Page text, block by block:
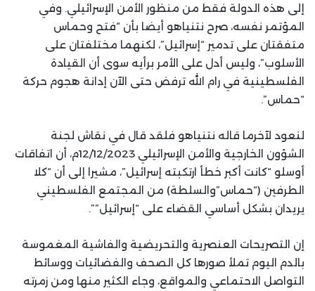
إلى هذه الدولة فقط من منظور الأمن الإسرائيلي. وفي
المؤتمر نفسه، صرح نتنياهو أيضا بأن “فتح وحماس
متفقتان على تدمير “إسرائيل”، لكنهما مختلفتان على
الأسلوب”، وليس أدل على الأمر برأيه سوى أن القيادة
الفلسطينية في رام الله ترفض حتى الآن إدانة هجوم حركة
“حماس”.
لنعود لآخرما قاله نتنياهو فلقد قال في نقاش لجنة
الشؤون الخارجية والأمن الإسرائيلي 12/12/2023م، أن اتفاقات
أوسلو “كانت أكبر خطأ ارتكبته إسرائيل”، مشيرا إلى أن “كلا
الطرفين (“حماس”والسلطة) من المجتمع الفلسطيني
يريدان بشكل أساسي القضاء على “إسرائيل””.
إن التصريحات العنصرية والتحريضية والفاشية المغموسة
بالدم اليوم تملأ صورها كل الصحف والفضائيات ووسائط
التواصل الاحتماعي والمواقع، وجاء الكثير منها ومن زمرته